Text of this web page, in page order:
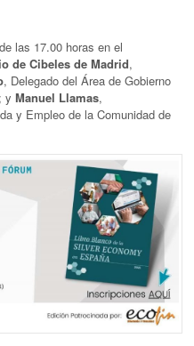
las 17.00 horas en el
de Cibeles de Madrid,
, Delegado del Área de Gobierno
yManuel Llamas,
y Empleo de la Comunidad de